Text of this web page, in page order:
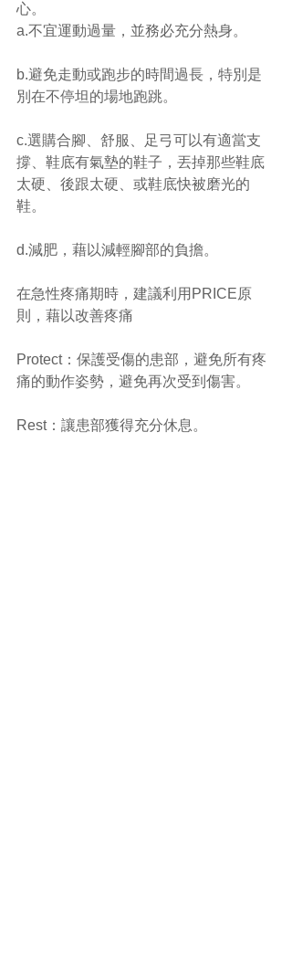
心。
a.不宜運動過量，並務必充分熱身。
b.避免走動或跑步的時間過長，特別是
別在不停坦的場地跑跳。
c.選購合腳、舒服、足弓可以有適當支
撐、鞋底有氣墊的鞋子，丟掉那些鞋底
太硬、後跟太硬、或鞋底快被磨光的
鞋。
d.減肥，藉以減輕腳部的負擔。
在急性疼痛期時，建議利用PRICE原
則，藉以改善疼痛
Protect：保護受傷的患部，避免所有疼
痛的動作姿勢，避免再次受到傷害。
Rest：讓患部獲得充分休息。